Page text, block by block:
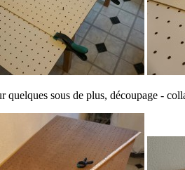
quelques sous de plus, découpage -